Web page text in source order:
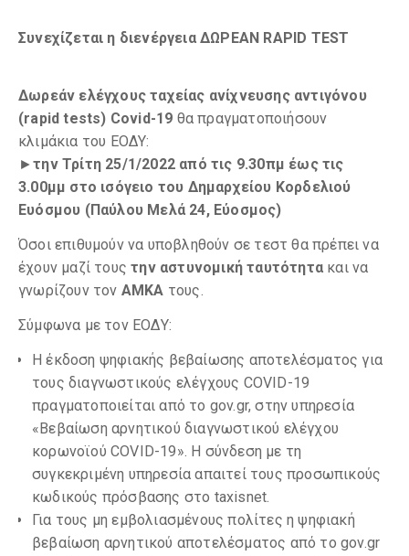
Συνεχίζεται η διενέργεια ΔΩΡΕΑΝ RAPID TEST
Δωρεάν ελέγχους ταχείας ανίχνευσης αντιγόνου
(rapid tests) Covid-19 θα πραγματοποιήσουν
κλιμάκια του ΕΟΔΥ:
►την Τρίτη 25/1/2022 από τις 9.30πμ έως τις
3.00μμ στο ισόγειο του Δημαρχείου Κορδελιού
Ευόσμου (Παύλου Μελά 24, Εύοσμος)
Όσοι επιθυμούν να υποβληθούν σε τεστ θα πρέπει να
έχουν μαζί τουςτην αστυνομική ταυτότητα και να
γνωρίζουν τον ΑΜΚΑ τους.
Σύμφωνα με τον ΕΟΔΥ:
Η έκδοση ψηφιακής βεβαίωσης αποτελέσματος για
τους διαγνωστικούς ελέγχους COVID-19
πραγματοποιείται από το gov.gr, στην υπηρεσία
«Βεβαίωση αρνητικού διαγνωστικού ελέγχου
κορωνοϊού COVID-19». Η σύνδεση με τη
συγκεκριμένη υπηρεσία απαιτεί τους προσωπικούς
κωδικούς πρόσβασης στο taxisnet.
Για τους μη εμβολιασμένους πολίτες η ψηφιακή
βεβαίωση αρνητικού αποτελέσματος από το gov.gr